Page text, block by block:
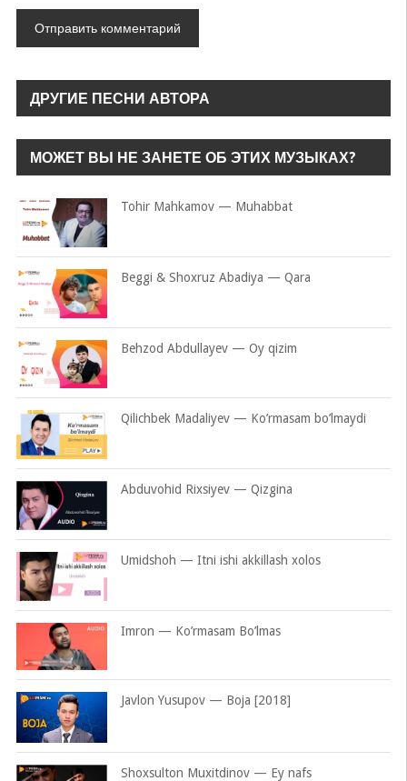
ДРУГИЕ ПЕСНИ АВТОРА
МОЖЕТ ВЫ НЕ ЗАНЕТЕ ОБ ЭТИХ МУЗЫКАХ?
Tohir Mahkamov — Muhabbat
Beggi & Shoxruz Abadiya — Qara
Behzod Abdullayev — Oy qizim
Qilichbek Madaliyev — Ko’rmasam bo’lmaydi
Abduvohid Rixsiyev — Qizgina
Umidshoh — Itni ishi akkillash xolos
Imron — Ko’rmasam Bo’lmas
Javlon Yusupov — Boja [2018]
Shoxsulton Muxitdinov — Ey nafs